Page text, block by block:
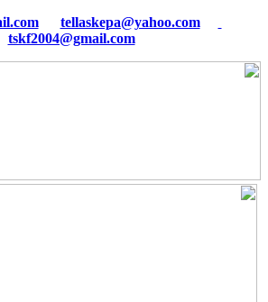
tellaskepa@yahoo.com
tskf2004@gmail.com